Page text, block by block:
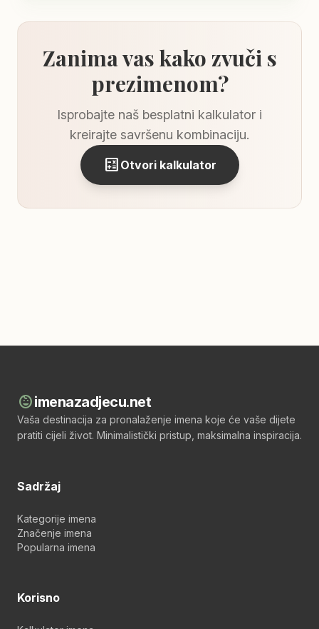
Zanima vas kako zvuči s
prezimenom?
Isprobajte naš besplatni kalkulator i
kreirajte savršenu kombinaciju.
calculate Otvori kalkulator
child_careimenazadjecu.net
Vaša destinacija za pronalaženje imena koje će vaše dijete
pratiti cijeli život. Minimalistički pristup, maksimalna inspiracija.
Sadržaj
Kategorije imena
Značenje imena
Popularna imena
Korisno